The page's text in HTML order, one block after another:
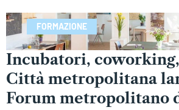
FORMAZIONE
Incubatori,
Città metropolitana
Forum metropolitano